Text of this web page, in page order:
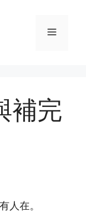
Menu
補完
人在。